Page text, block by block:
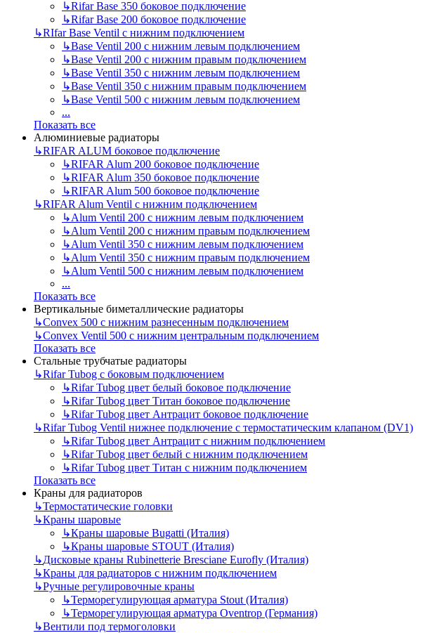
↳Rifar Base 350 боковое подключение
↳Rifar Base 200 боковое подключение
↳RIfar Base Ventil с нижним подключением
↳Base Ventil 200 с нижним левым подключением
↳Base Ventil 200 с нижним правым подключением
↳Base Ventil 350 с нижним левым подключением
↳Base Ventil 350 с нижним правым подключением
↳Base Ventil 500 с нижним левым подключением
...
Показать все
Алюминиевые радиаторы
↳RIFAR ALUM боковое подключение
↳RIFAR Alum 200 боковое подключение
↳RIFAR Alum 350 боковое подключение
↳RIFAR Alum 500 боковое подключение
↳RIFAR Alum Ventil с нижним подключением
↳Alum Ventil 200 с нижним левым подключением
↳Alum Ventil 200 с нижним правым подключением
↳Alum Ventil 350 с нижним левым подключением
↳Alum Ventil 350 с нижним правым подключением
↳Alum Ventil 500 с нижним левым подключением
...
Показать все
Вертикальные биметаллические радиаторы
↳Convex 500 с нижним разнесенным подключением
↳Convex Ventil 500 с нижним центральным подключением
Показать все
Стальные трубчатые радиаторы
↳Rifar Tubog с боковым подключением
↳Rifar Tubog цвет белый боковое подключение
↳Rifar Tubog цвет Титан боковое подключение
↳Rifar Tubog цвет Антрацит боковое подключение
↳Rifar Tubog Ventil нижнее подключение с термостатическим клапаном (DV1)
↳Rifar Tubog цвет Антрацит с нижним подключением
↳Rifar Tubog цвет белый с нижним подключением
↳Rifar Tubog цвет Титан с нижним подключением
Показать все
Краны для радиаторов
↳Термостатические головки
↳Краны шаровые
↳Краны шаровые Bugatti (Италия)
↳Краны шаровые STOUT (Италия)
↳Дисковые краны Rubinetterie Bresciane Eurofly (Италия)
↳Краны для радиаторов с нижним подключением
↳Ручные регулировочные краны
↳Терморегулирующая арматура Stout (Италия)
↳Терморегулирующая арматура Oventrop (Германия)
↳Вентили под термоголовки